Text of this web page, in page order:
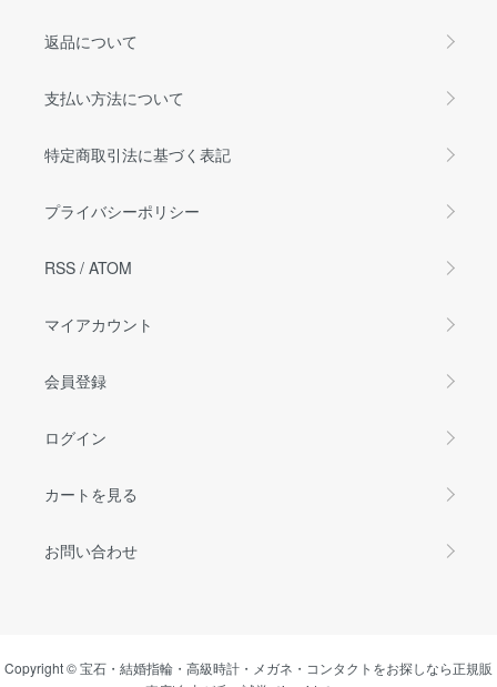
返品について
支払い方法について
特定商取引法に基づく表記
プライバシーポリシー
RSS / ATOM
マイアカウント
会員登録
ログイン
カートを見る
お問い合わせ
Copyright © 宝石・結婚指輪・高級時計・メガネ・コンタクトをお探しなら正規販